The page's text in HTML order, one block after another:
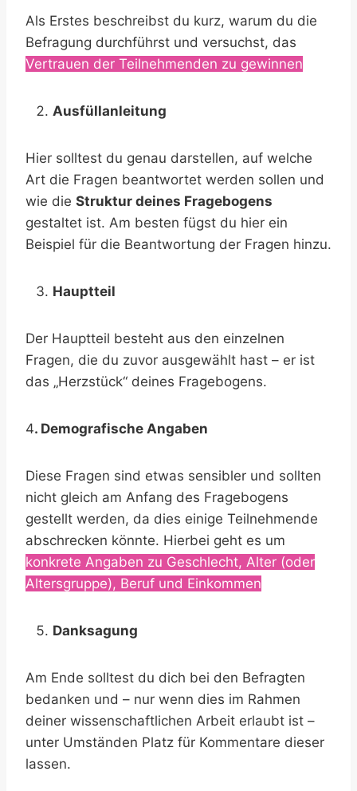
Als Erstes beschreibst du kurz, warum du die
Befragung durchführst und versuchst, das
Vertrauen der Teilnehmenden zu gewinnen
Ausfüllanleitung
Hier solltest du genau darstellen, auf welche
Art die Fragen beantwortet werden sollen und
wie die Struktur deines Fragebogens
gestaltet ist. Am besten fügst du hier ein
Beispiel für die Beantwortung der Fragen hinzu.
Hauptteil
Der Hauptteil besteht aus den einzelnen
Fragen, die du zuvor ausgewählt hast – er ist
das „Herzstück“ deines Fragebogens.
4. Demografische Angaben
Diese Fragen sind etwas sensibler und sollten
nicht gleich am Anfang des Fragebogens
gestellt werden, da dies einige Teilnehmende
abschrecken könnte. Hierbei geht es um
konkrete Angaben zu Geschlecht, Alter (oder
Altersgruppe), Beruf und Einkommen
Danksagung
Am Ende solltest du dich bei den Befragten
bedanken und – nur wenn dies im Rahmen
deiner wissenschaftlichen Arbeit erlaubt ist –
unter Umständen Platz für Kommentare dieser
lassen.